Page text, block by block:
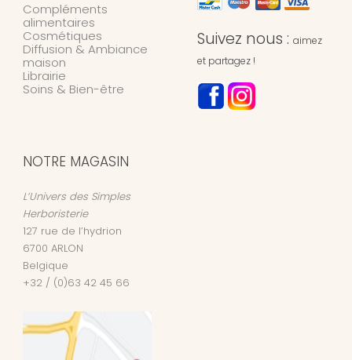
Compléments
alimentaires
Cosmétiques
Diffusion & Ambiance
maison
Librairie
Soins & Bien-être
Suivez nous : aimez
et partagez !
NOTRE MAGASIN
L’Univers des Simples
Herboristerie
127 rue de l’hydrion
6700 ARLON
Belgique
+32 / (0)63 42 45 66